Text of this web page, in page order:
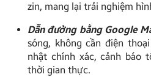
zin, mang lại trải nghiệm
Dẫn đường bằng Google
sóng, không cần điện
nhật chính xác, cảnh báo
thời gian thực.